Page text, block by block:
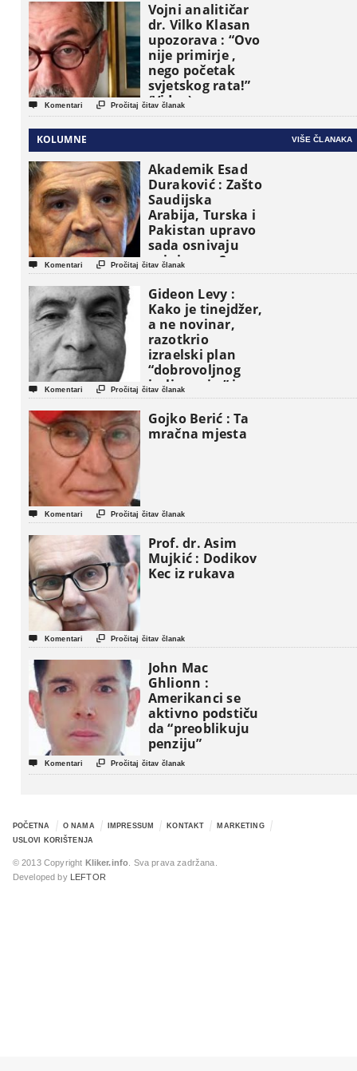
Vojni analitičar
dr. Vilko Klasan
upozorava : “Ovo
nije primirje ,
nego početak
svjetskog rata!”
(Video)
 Komentari  Pročitaj čitav članak
KOLUMNE VIŠE ČLANAKA
Akademik Esad
Duraković : Zašto
Saudijska
Arabija, Turska i
Pakistan upravo
sada osnivaju
vojni savez?
 Komentari  Pročitaj čitav članak
Gideon Levy :
Kako je tinejdžer,
a ne novinar,
razotkrio
izraelski plan
“dobrovoljnog
iseljavanja ” iz
Gaze
 Komentari  Pročitaj čitav članak
Gojko Berić : Ta
mračna mjesta
 Komentari  Pročitaj čitav članak
Prof. dr. Asim
Mujkić : Dodikov
Kec iz rukava
 Komentari  Pročitaj čitav članak
John Mac
Ghlionn :
Amerikanci se
aktivno podstiču
da “preoblikuju
penziju”
 Komentari  Pročitaj čitav članak
POČETNA O NAMA IMPRESSUM KONTAKT
MARKETING
USLOVI KORIŠTENJA
© 2013 Copyright Kliker.info . Sva prava zadržana.
Developed by
LEFTOR